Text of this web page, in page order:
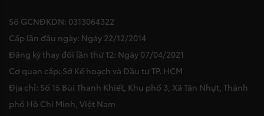
Số GCNĐKDN: 0313064322
Cấp lần đầu ngày: Ngày 22/12/2014
Đăng ký thay đổi lần thứ 12: Ngày 07/04/2021
Cơ quan cấp: Sở Kế hoạch và Đầu tư TP. HCM
Địa chỉ: Số 15 Bùi Thanh Khiết, Khu phố 3, Xã Tân Nhựt, Thành
phố Hồ Chí Minh, Việt Nam